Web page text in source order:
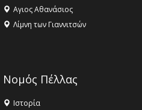
Αγιος Αθανάσιος
Λίμνη των Γιαννιτσών
Νομός Πέλλας
Ιστορία